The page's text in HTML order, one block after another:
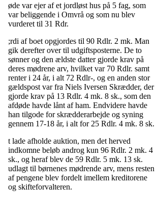
øde var ejer af et jordløst hus på 5 fag, som
var beliggende i Omvrå og som nu blev
vurderet til 31 Rdr.
;rdi af boet opgjordes til 90 Rdlr. 2 mk. Man
gik derefter over til udgiftsposterne. De to
sønner og den ældste datter gjorde krav på
deres mødrene arv, hvilket var 70 Rdlr. samt
renter i 24 år, i alt 72 Rdlr-, og en anden stor
gældspost var fra Niels Iversen Skrædder, der
gjorde krav på 13 Rdlr. 4 mk. 8 sk., som den
afdøde havde lånt af ham. Endvidere havde
han tilgode for skrædderarbejde og syning
gennem 17-18 år, i alt for 25 Rdlr. 4 mk. 8 sk.
t lade afholde auktion, men det herved
indkomne beløb androg kun 96 Rdlr. 2 mk. 4
sk., og heraf blev de 59 Rdlr. 5 mk. 13 sk.
udlagt til børnenes mødrende arv, mens resten
af pengene blev fordelt imellem kreditorene
og skifteforvalteren.